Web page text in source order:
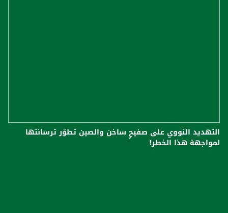
التهديد النووي على صفيحٍ ساخن والصين تطوّر ترسانتها
لمواجهة هذا الخطر!